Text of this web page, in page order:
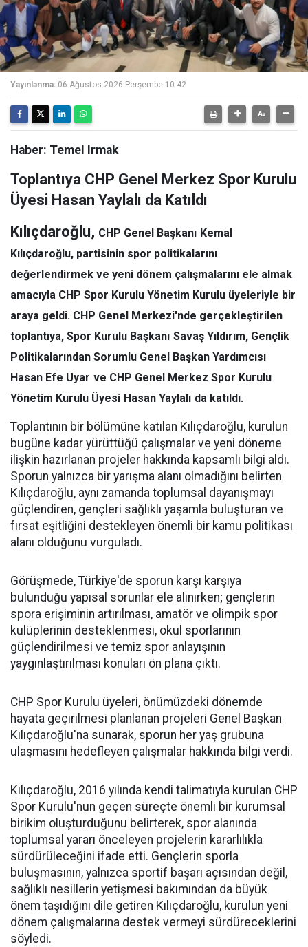
Yayınlanma: 06 Ağustos 2026 Perşembe 10:42
Haber: Temel Irmak
Toplantıya CHP Genel Merkez Spor Kurulu
Üyesi Hasan Yaylalı da Katıldı
Kılıçdaroğlu, CHP Genel Başkanı Kemal
Kılıçdaroğlu, partisinin spor politikalarını
değerlendirmek ve yeni dönem çalışmalarını ele almak
amacıyla CHP Spor Kurulu Yönetim Kurulu üyeleriyle bir
araya geldi. CHP Genel Merkezi'nde gerçekleştirilen
toplantıya, Spor Kurulu Başkanı Savaş Yıldırım, Gençlik
Politikalarından Sorumlu Genel Başkan Yardımcısı
Hasan Efe Uyar ve CHP Genel Merkez Spor Kurulu
Yönetim Kurulu Üyesi Hasan Yaylalı da katıldı.
Toplantının bir bölümüne katılan Kılıçdaroğlu, kurulun
bugüne kadar yürüttüğü çalışmalar ve yeni döneme
ilişkin hazırlanan projeler hakkında kapsamlı bilgi aldı.
Sporun yalnızca bir yarışma alanı olmadığını belirten
Kılıçdaroğlu, aynı zamanda toplumsal dayanışmayı
güçlendiren, gençleri sağlıklı yaşamla buluşturan ve
fırsat eşitliğini destekleyen önemli bir kamu politikası
alanı olduğunu vurguladı.
Görüşmede, Türkiye'de sporun karşı karşıya
bulunduğu yapısal sorunlar ele alınırken; gençlerin
spora erişiminin artırılması, amatör ve olimpik spor
kulüplerinin desteklenmesi, okul sporlarının
güçlendirilmesi ve temiz spor anlayışının
yaygınlaştırılması konuları ön plana çıktı.
CHP Spor Kurulu üyeleri, önümüzdeki dönemde
hayata geçirilmesi planlanan projeleri Genel Başkan
Kılıçdaroğlu'na sunarak, sporun her yaş grubuna
ulaşmasını hedefleyen çalışmalar hakkında bilgi verdi.
Kılıçdaroğlu, 2016 yılında kendi talimatıyla kurulan CHP
Spor Kurulu'nun geçen süreçte önemli bir kurumsal
birikim oluşturduğunu belirterek, spor alanında
toplumsal yararı önceleyen projelerin kararlılıkla
sürdürüleceğini ifade etti. Gençlerin sporla
buluşmasının, yalnızca sportif başarı açısından değil,
sağlıklı nesillerin yetişmesi bakımından da büyük
önem taşıdığını dile getiren Kılıçdaroğlu, kurulun yeni
dönem çalışmalarına destek vermeyi sürdüreceklerini
söyledi.